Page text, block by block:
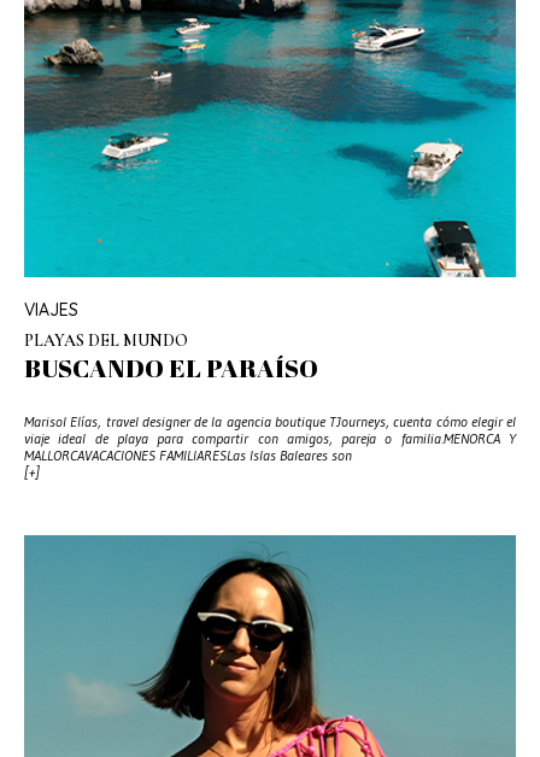
VIAJES
PLAYAS DEL MUNDO
BUSCANDO EL PARAÍSO
Marisol Elías, travel designer de la agencia boutique TJourneys, cuenta cómo elegir el
viaje ideal de playa para compartir con amigos, pareja o familia.MENORCA Y
MALLORCAVACACIONES FAMILIARESLas Islas Baleares son
[+]